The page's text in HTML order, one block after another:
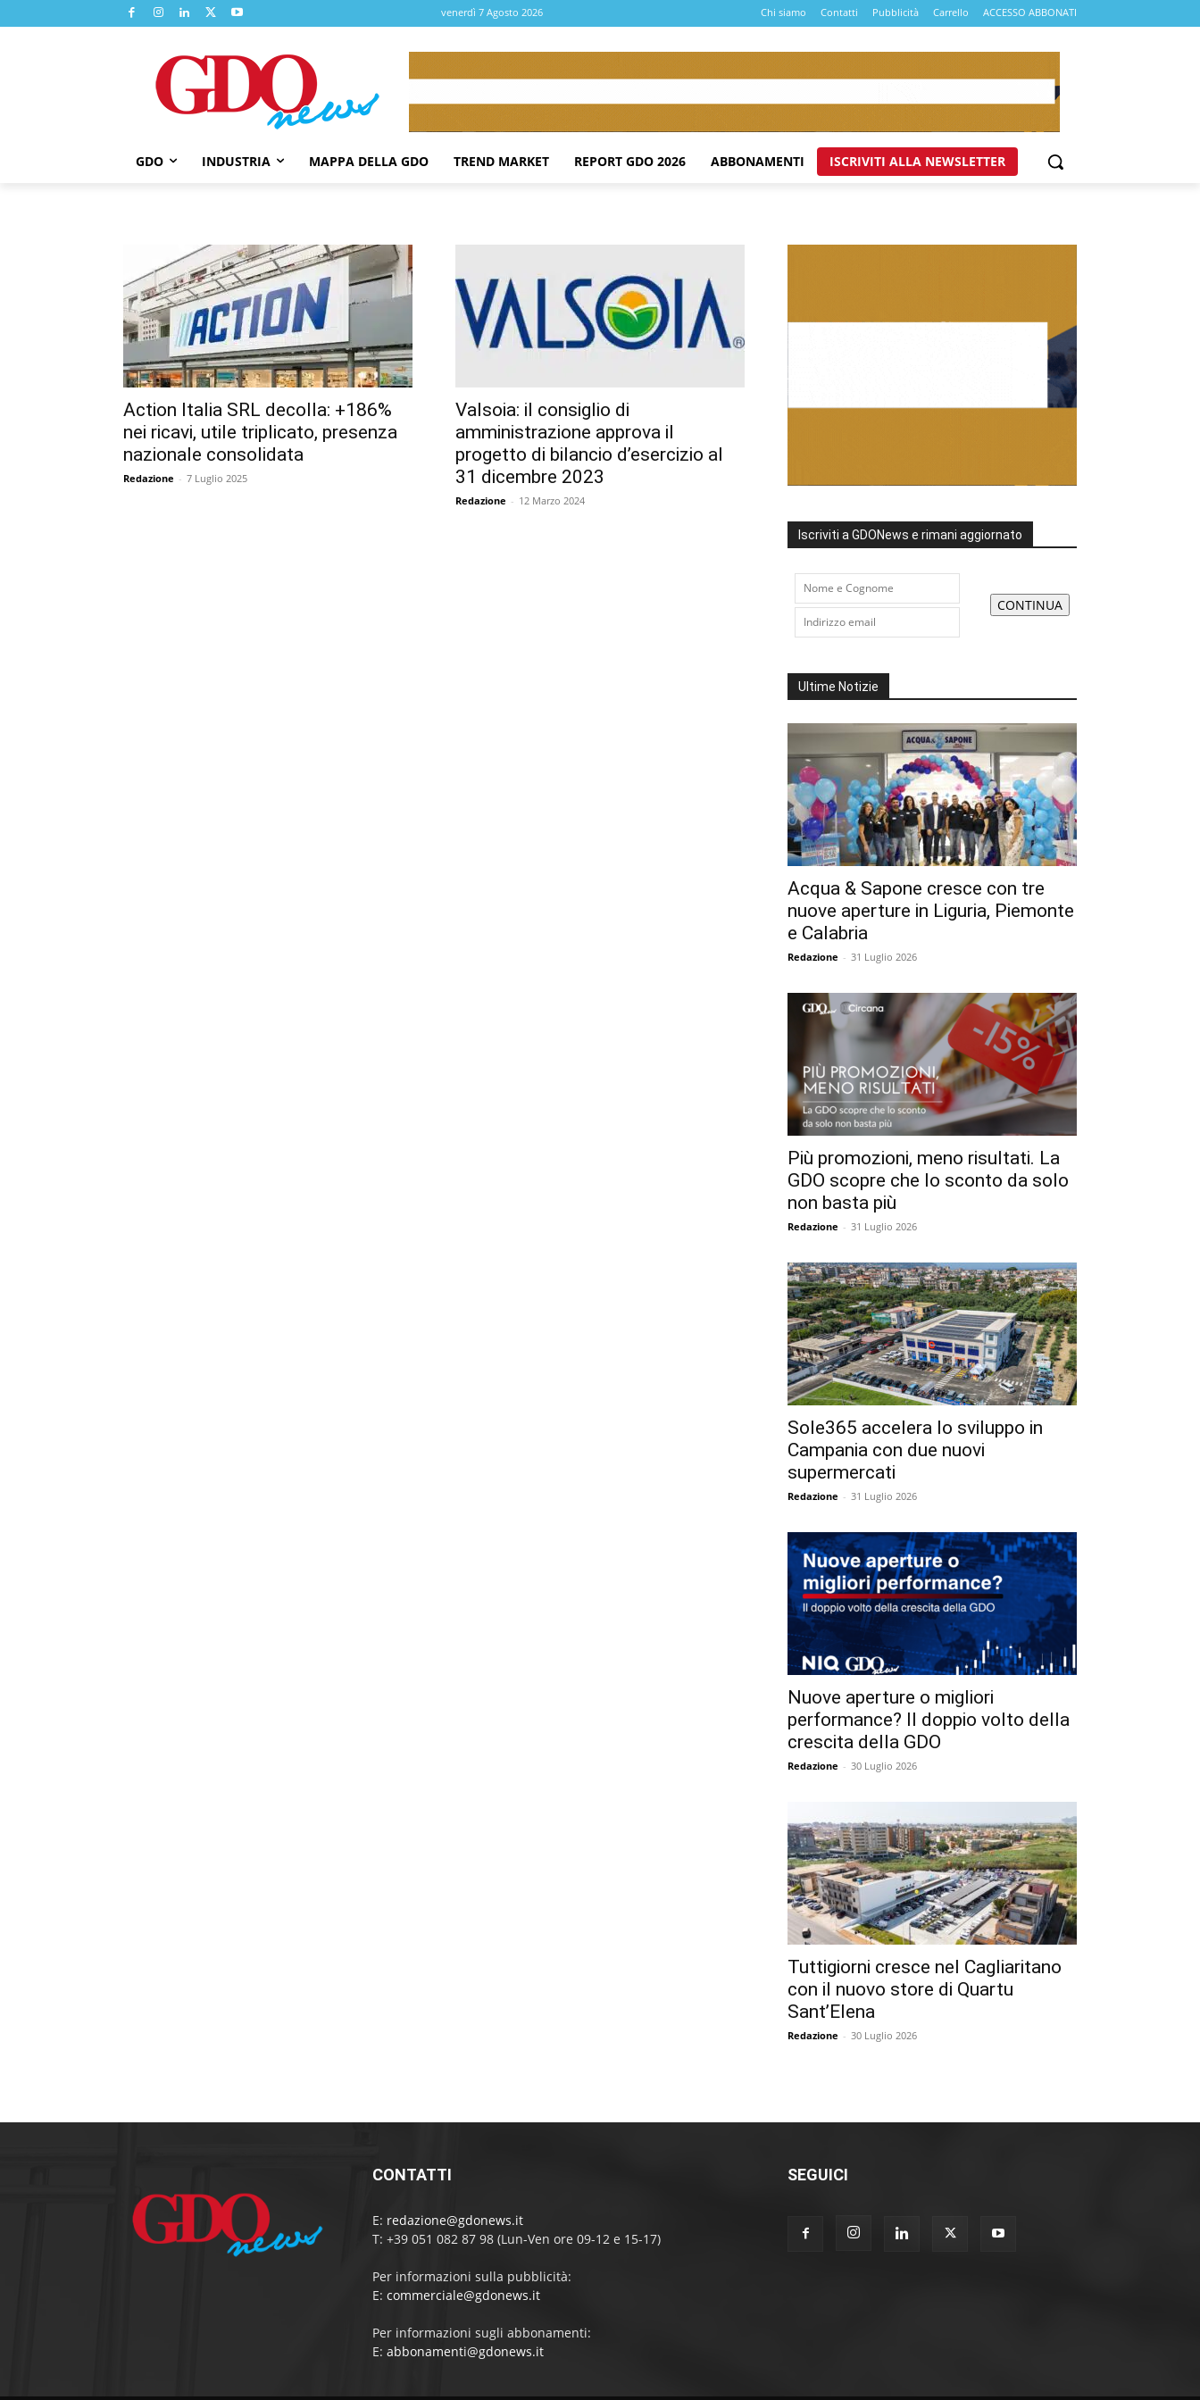
venerdì 7 Agosto 2026 Chi siamo Contatti Pubblicità Carrello ACCESSO ABBONATI
GDO INDUSTRIA MAPPA DELLA GDO TREND MARKET REPORT GDO 2026 ABBONAMENTI ISCRIVITI ALLA NEWSLETTER
Action Italia SRL decolla: +186%
nei ricavi, utile triplicato, presenza
nazionale consolidata
Redazione - 7 Luglio 2025
Valsoia: il consiglio di
amministrazione approva il
progetto di bilancio d’esercizio al
31 dicembre 2023
Redazione - 12 Marzo 2024
Iscriviti a GDONews e rimani aggiornato
Ultime Notizie
Acqua & Sapone cresce con tre
nuove aperture in Liguria, Piemonte
e Calabria
Redazione - 31 Luglio 2026
Più promozioni, meno risultati. La
GDO scopre che lo sconto da solo
non basta più
Redazione - 31 Luglio 2026
Sole365 accelera lo sviluppo in
Campania con due nuovi
supermercati
Redazione - 31 Luglio 2026
Nuove aperture o migliori
performance? Il doppio volto della
crescita della GDO
Redazione - 30 Luglio 2026
Tuttigiorni cresce nel Cagliaritano
con il nuovo store di Quartu
Sant’Elena
Redazione - 30 Luglio 2026
CONTATTI
E: redazione@gdonews.it
T: +39 051 082 87 98 (Lun-Ven ore 09-12 e 15-17)
Per informazioni sulla pubblicità:
E: commerciale@gdonews.it
Per informazioni sugli abbonamenti:
E: abbonamenti@gdonews.it
SEGUICI